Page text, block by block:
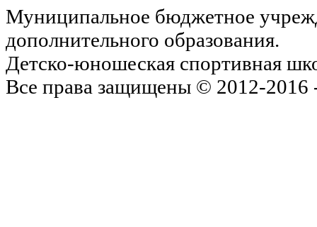
Муниципальное бюджетное
дополнительного образования.
Детско-юношеская спортивная
Все права защищены © 2012-